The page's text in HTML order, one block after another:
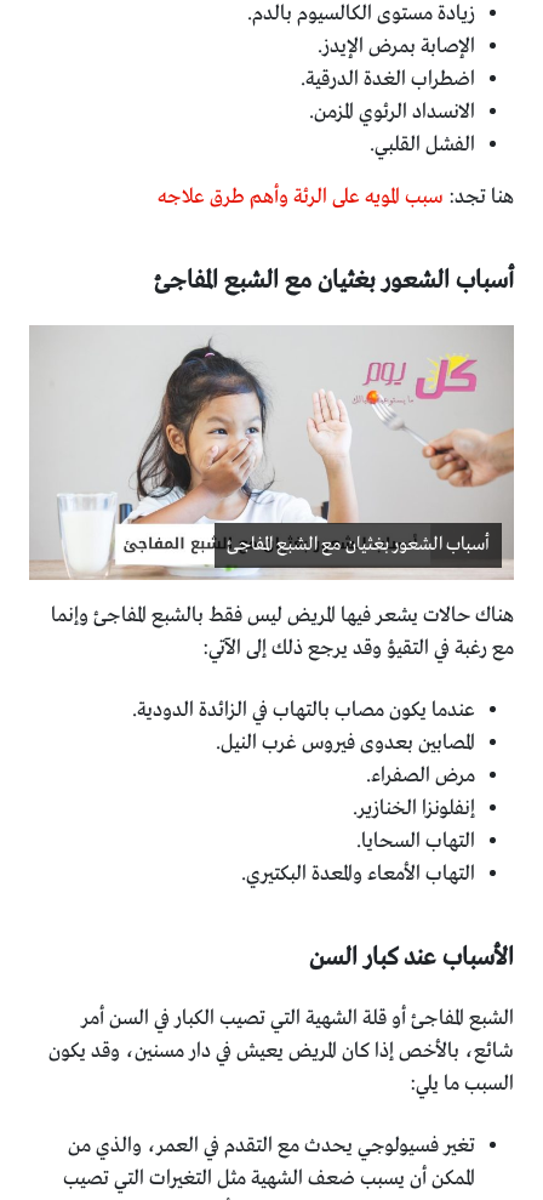
زيادة مستوى الكالسيوم بالدم.
الإصابة بمرض الإيدز.
اضطراب الغدة الدرقية.
الانسداد الرئوي المزمن.
الفشل القلبي.
هنا تجد: سبب المويه على الرئة وأهم طرق علاجه
أسباب الشعور بغثيان مع الشبع المفاجئ
أسباب الشعور بغثيان مع الشبع المفاجئ
هناك حالات يشعر فيها المريض ليس فقط بالشبع المفاجئ وإنما
مع رغبة في التقيؤ وقد يرجع ذلك إلى الآتي:
عندما يكون مصاب بالتهاب في الزائدة الدودية.
المصابين بعدوى فيروس غرب النيل.
مرض الصفراء.
إنفلونزا الخنازير.
التهاب السحايا.
التهاب الأمعاء والمعدة البكتيري.
الأسباب عند كبار السن
الشبع المفاجئ أو قلة الشهية التي تصيب الكبار في السن أمر
شائع، بالأخص إذا كان المريض يعيش في دار مسنين، وقد يكون
السبب ما يلي:
تغير فسيولوجي يحدث مع التقدم في العمر، والذي من
الممكن أن يسبب ضعف الشهية مثل التغيرات التي تصيب